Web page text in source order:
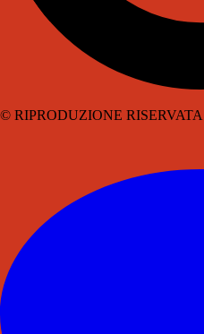
© RIPRODUZIONE RISERVATA